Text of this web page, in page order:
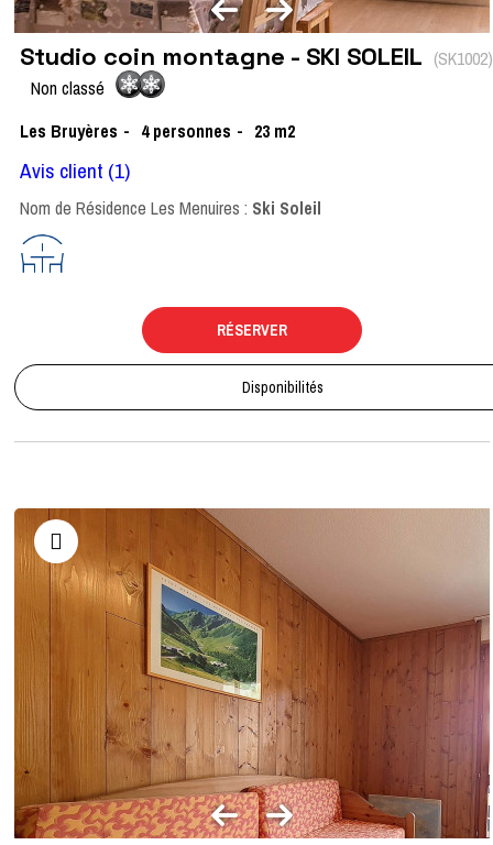
Studio coin montagne - SKI SOLEIL (SK1002)
Non classé
Les Bruyères
4 personnes 23 m2
Avis client (1)
Nom de Résidence Les Menuires : Ski Soleil
RÉSERVER
Disponibilités